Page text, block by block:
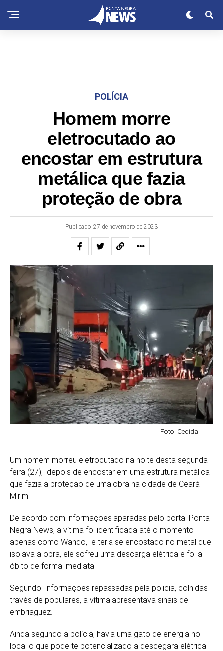
POLÍCIA
Homem morre
eletrocutado ao
encostar em estrutura
metálica que fazia
proteção de obra
Publicado 27 de novembro de 2023
Foto: Cedida
Um homem morreu eletrocutado na noite desta segunda-
feira (27), depois de encostar em uma estrutura metálica
que fazia a proteção de uma obra na cidade de Ceará-
Mirim.
De acordo com informações aparadas pelo portal Ponta
Negra News, a vítima foi identificada até o momento
apenas como Wando, e teria se encostado no metal que
isolava a obra, ele sofreu uma descarga elétrica e foi a
óbito de forma imediata.
Segundo informações repassadas pela policia, colhidas
través de populares, a vítima apresentava sinais de
embriaguez.
Ainda segundo a polícia, havia uma gato de energia no
local o que pode te potencializado a descegara elétrica.